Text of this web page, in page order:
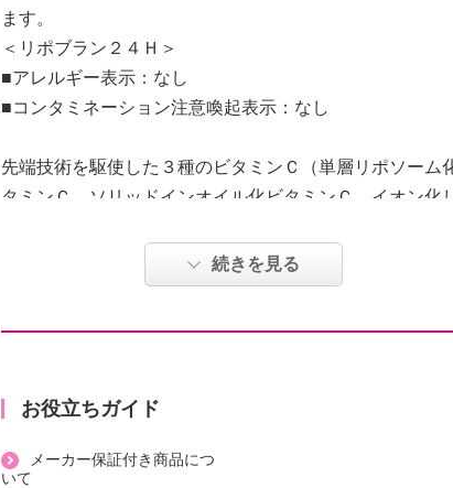
ます。
＜リポブラン２４Ｈ＞
■アレルギー表示：なし
■コンタミネーション注意喚起表示：なし
先端技術を駆使した３種のビタミンＣ（単層リポソーム
タミンＣ、ソリッドインオイル化ビタミンＣ、イオン化
カー従来品と比較）ビタミンＣサプリ「リポブラン２４
の構造により、お湯に溶けるタイミングが違います。
ビタミンＣ、ビタミンＤの栄養機能食品です。
続きを見る
お役立ちガイド
メーカー保証付き商品につ
いて